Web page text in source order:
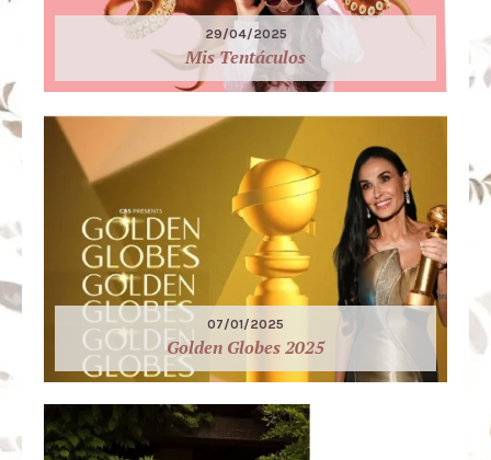
29/04/2025
Mis Tentáculos
07/01/2025
Golden Globes 2025